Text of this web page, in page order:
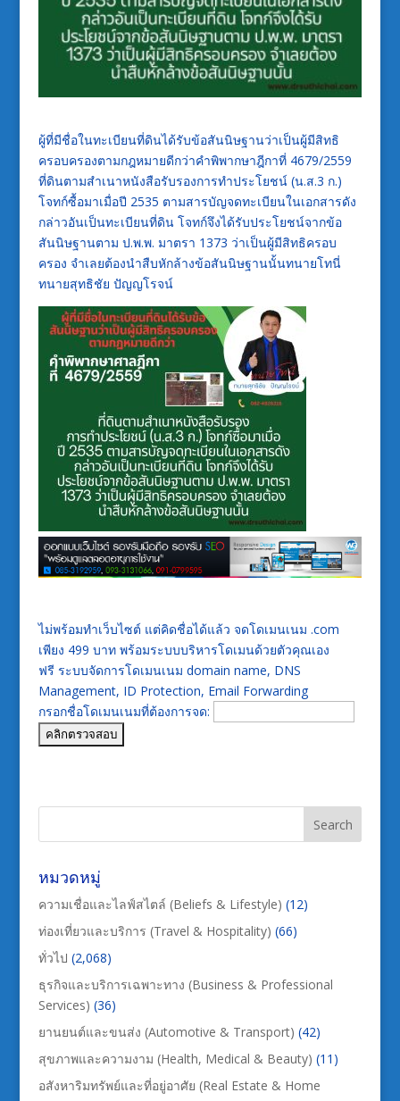
ผู้ที่มีชื่อในทะเบียนที่ดินได้รับข้อสันนิษฐานว่าเป็นผู้มีสิทธิ
ครอบครองตามกฎหมายดีกว่าคำพิพากษาฎีกาที่ 4679/2559
ที่ดินตามสำเนาหนังสือรับรองการทำประโยชน์ (น.ส.3 ก.)
โจทก์ซื้อมาเมื่อปี 2535 ตามสารบัญจดทะเบียนในเอกสารดัง
กล่าวอันเป็นทะเบียนที่ดิน โจทก์จึงได้รับประโยชน์จากข้อ
สันนิษฐานตาม ป.พ.พ. มาตรา 1373 ว่าเป็นผู้มีสิทธิครอบ
ครอง จำเลยต้องนำสืบหักล้างข้อสันนิษฐานนั้นทนายโทนี่
ทนายสุทธิชัย ปัญญโรจน์
ไม่พร้อมทำเว็บไซต์ แต่คิดชื่อได้แล้ว จดโดเมนเนม .com
เพียง 499 บาท พร้อมระบบบริหารโดเมนด้วยตัวคุณเอง
ฟรี ระบบจัดการโดเมนเนม domain name, DNS
Management, ID Protection, Email Forwarding
กรอกชื่อโดเมนเนมที่ต้องการจด:
หมวดหมู่
ความเชื่อและไลฟ์สไตล์ (Beliefs & Lifestyle) (12)
ท่องเที่ยวและบริการ (Travel & Hospitality) (66)
ทั่วไป (2,068)
ธุรกิจและบริการเฉพาะทาง (Business & Professional
Services) (36)
ยานยนต์และขนส่ง (Automotive & Transport) (42)
สุขภาพและความงาม (Health, Medical & Beauty) (11)
อสังหาริมทรัพย์และที่อยู่อาศัย (Real Estate & Home